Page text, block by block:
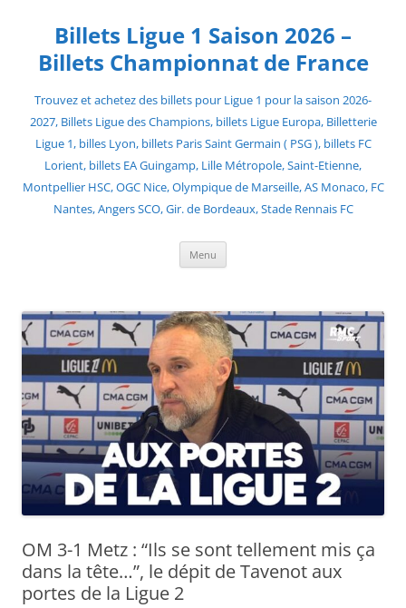
contentBillets Ligue 1 Saison 2026 –
Billets Championnat de France
Trouvez et achetez des billets pour Ligue 1 pour la saison 2026-
2027, Billets Ligue des Champions, billets Ligue Europa, Billetterie
Ligue 1, billes Lyon, billets Paris Saint Germain ( PSG ), billets FC
Lorient, billets EA Guingamp, Lille Métropole, Saint-Etienne,
Montpellier HSC, OGC Nice, Olympique de Marseille, AS Monaco, FC
Nantes, Angers SCO, Gir. de Bordeaux, Stade Rennais FC
Menu
OM 3-1 Metz : “Ils se sont tellement mis ça
dans la tête…”, le dépit de Tavenot aux
portes de la Ligue 2